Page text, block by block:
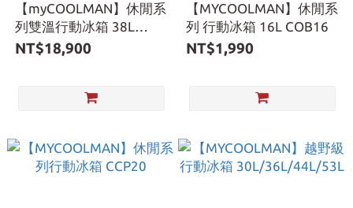
【myCOOLMAN】休閒系
列雙溫行動冰箱 38L
MCMR38DZ
NT$18,900
【MYCOOLMAN】休閒系
列 行動冰箱 16L COB16
NT$1,990